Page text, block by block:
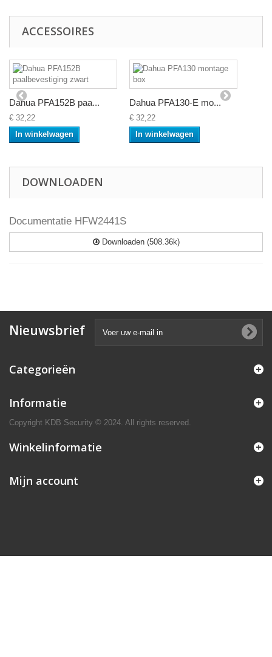
ACCESSOIRES
Dahua PFA152B paa...
€ 32,22
In winkelwagen
Dahua PFA130-E mo...
€ 32,22
In winkelwagen
DOWNLOADEN
Documentatie HFW2441S
Downloaden (508.36k)
Nieuwsbrief
Categorieën
Informatie
Copyright KDB Security © 2024. All rights reserved.
Winkelinformatie
Mijn account